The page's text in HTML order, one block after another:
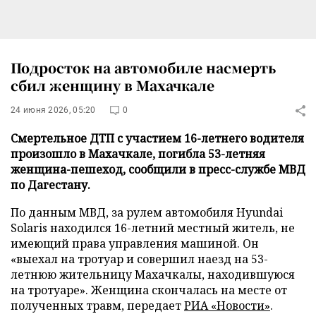
Подросток на автомобиле насмерть
сбил женщину в Махачкале
24 июня 2026, 05:20 0
Смертельное ДТП с участием 16-летнего водителя
произошло в Махачкале, погибла 53-летняя
женщина-пешеход, сообщили в пресс-службе МВД
по Дагестану.
По данным МВД, за рулем автомобиля Hyundai
Solaris находился 16-летний местный житель, не
имеющий права управления машиной. Он
«выехал на тротуар и совершил наезд на 53-
летнюю жительницу Махачкалы, находившуюся
на тротуаре». Женщина скончалась на месте от
полученных травм, передаетРИА «Новости».